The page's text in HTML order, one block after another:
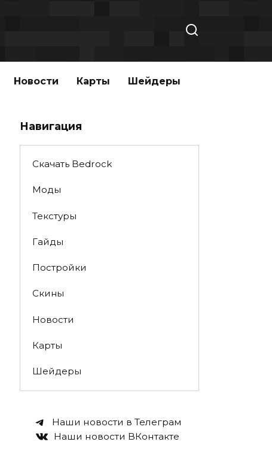
Новости Карты Шейдеры
Навигация
Скачать Bedrock
Моды
Текстуры
Гайды
Постройки
Скины
Новости
Карты
Шейдеры
Наши новости в Телеграм
Наши новости ВКонтакте